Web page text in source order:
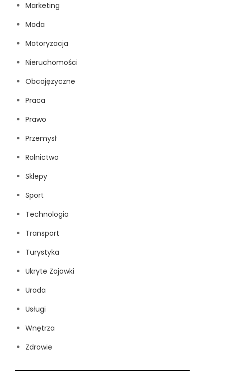
Marketing
Moda
Motoryzacja
Nieruchomości
Obcojęzyczne
Praca
Prawo
Przemysł
Rolnictwo
Sklepy
Sport
Technologia
Transport
Turystyka
Ukryte Zajawki
Uroda
Usługi
Wnętrza
Zdrowie